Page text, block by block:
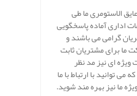
الاستومری ما طی
اداری آماده پاسخگویی
گرامی می باشند و
ما برای مشتریان ثابت
ویژه ای نیز مد نظر
توانید با ارتباط با ما
ما نیز بهره مند شوید.